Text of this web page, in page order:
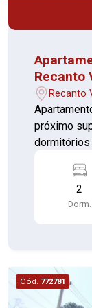
Recanto
Recanto
próximo
dormitórios c/
gabinete
vidro
cerâmica)
2
Dorm.
Cód. 772781